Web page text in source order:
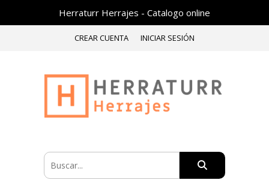
Herraturr Herrajes - Catalogo online
CREAR CUENTA INICIAR SESIÓN